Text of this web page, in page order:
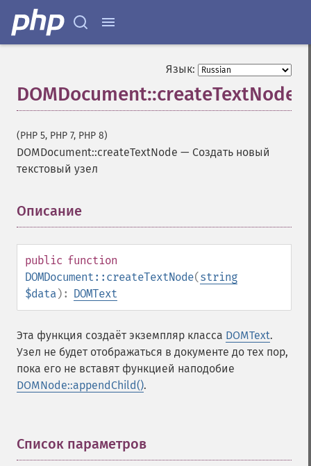
Язык:
DOMDocument::createTextNode
(PHP 5, PHP 7, PHP 8)
DOMDocument::createTextNode — Создать новый
текстовый узел
Описание
public function
DOMDocument::createTextNode(string
$data): DOMText
Эта функция создаёт экземпляр класса DOMText.
Узел не будет отображаться в документе до тех пор,
пока его не вставят функцией наподобие
DOMNode::appendChild().
Список параметров